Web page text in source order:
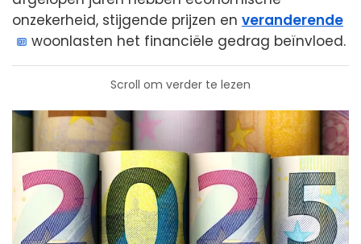
onzekerheid, stijgende prijzen en veranderende
woonlasten het financiële gedrag beïnvloed.
Scroll om verder te lezen